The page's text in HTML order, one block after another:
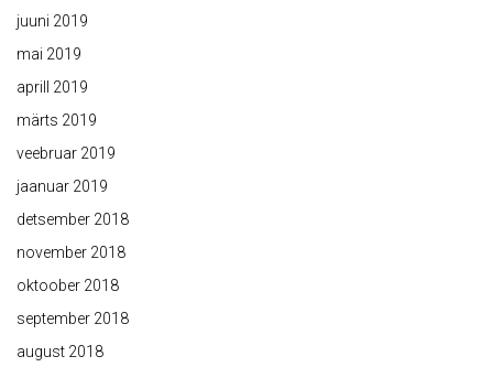
juuni 2019
mai 2019
aprill 2019
märts 2019
veebruar 2019
jaanuar 2019
detsember 2018
november 2018
oktoober 2018
september 2018
august 2018